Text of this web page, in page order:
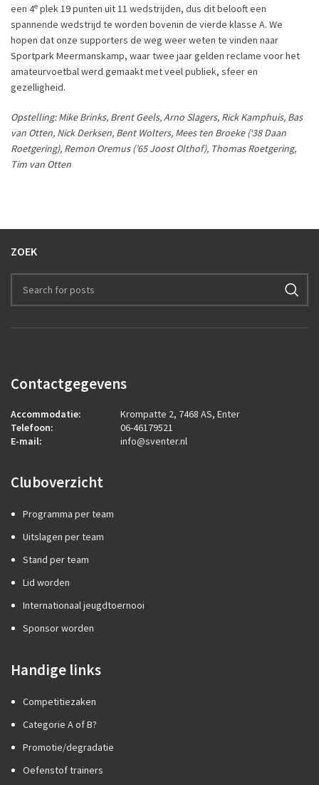
een 4e plek 19 punten uit 11 wedstrijden, dus dit belooft een
spannende wedstrijd te worden bovenin de vierde klasse A. We
hopen dat onze supporters de weg weer weten te vinden naar
Sportpark Meermanskamp, waar twee jaar gelden reclame voor het
amateurvoetbal werd gemaakt met veel publiek, sfeer en
gezelligheid.
Opstelling: Mike Brinks, Brent Geels, Arno Slagers, Rick Kamphuis, Bas
van Otten, Nick Derksen, Bent Wolters, Mees ten Broeke (‘38 Daan
Roetgering), Remon Oremus (’65 Joost Olthof), Thomas Roetgering,
Tim van Otten
ZOEK
Contactgegevens
Accommodatie:
Krompatte 2, 7468 AS, Enter
Telefoon:
06-46179521
E-mail:
info@sventer.nl
Cluboverzicht
Programma per team
Uitslagen per team
Stand per team
Lid worden
Internationaal jeugdtoernooi
Sponsor worden
Handige links
Competitiezaken
Categorie A of B?
Promotie/degradatie
Oefenstof trainers